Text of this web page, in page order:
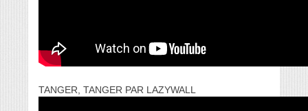
TANGER, TANGER PAR LAZYWALL